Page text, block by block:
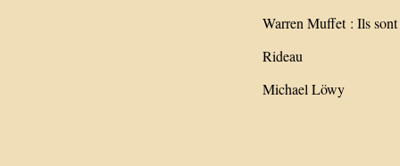
Warren Muffet : Ils
Rideau
Michael Löwy